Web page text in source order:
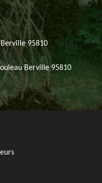
95810
Berville 95810